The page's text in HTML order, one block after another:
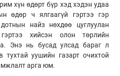
хүн өдөрт бүр хэд хэдэн удаа
өдөр ч ялгаагүй гэртээ гэр
найз нөхдөө цуглуулан
хийсэн олон төрлийн
Энэ нь бусад улсад бараг л
тухтай уушийн газарт очихтой
арга юм.